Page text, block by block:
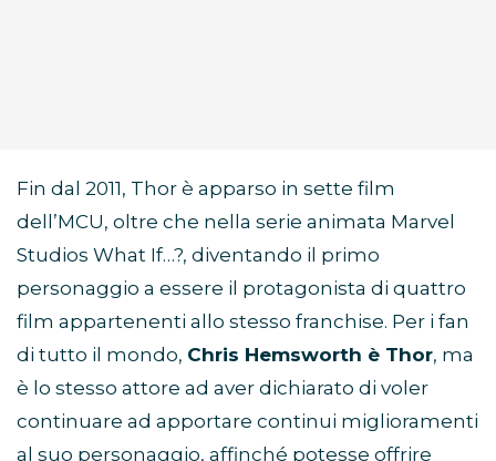
Fin dal 2011, Thor è apparso in sette film
dell’MCU, oltre che nella serie animata Marvel
Studios What If…?, diventando il primo
personaggio a essere il protagonista di quattro
film appartenenti allo stesso franchise. Per i fan
di tutto il mondo, Chris Hemsworth è Thor, ma
è lo stesso attore ad aver dichiarato di voler
continuare ad apportare continui miglioramenti
al suo personaggio, affinché potesse offrire